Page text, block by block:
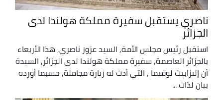
ناصري يستقبل سفيرة مملكة هولندا لدى
الجزائر
استقبل رئيس مجلس الأمة, السيد عزوز ناصري, هذا الأربعاء
بالجزائر العاصمة, سفيرة مملكة هولندا لدى الجزائر, السيدة
آن إليزابيث لوفيما , التي أدت له زيارة مجاملة, حسبما أورده
بيان لذات ...